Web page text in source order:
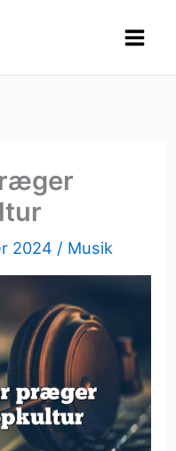
2024 / Musik